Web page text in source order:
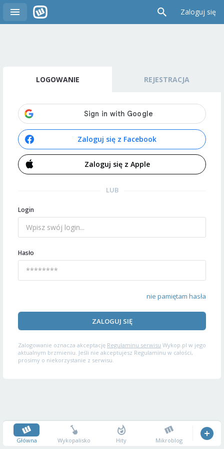
Zaloguj się
LOGOWANIE REJESTRACJA
Zaloguj się z Facebook
Zaloguj się z Apple
LUB
Login
Hasło
nie pamiętam hasła
ZALOGUJ SIĘ
Zalogowanie oznacza akceptację Regulaminu serwisu Wykop.pl w jego
aktualnym brzmieniu. Jeśli nie akceptujesz Regulaminu w całości,
prosimy o niekorzystanie z serwisu.
Główna Wykopalisko Hity Mikroblog